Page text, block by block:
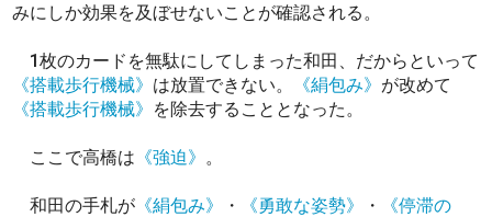
みにしか効果を及ぼせないことが確認される。
1枚のカードを無駄にしてしまった和田、だからといって
《搭載歩行機械》 は放置できない。 《絹包み》 が改めて
《搭載歩行機械》 を除去することとなった。
ここで高橋は 《強迫》 。
和田の手札が 《絹包み》 ・ 《勇敢な姿勢》 ・
《停滞の